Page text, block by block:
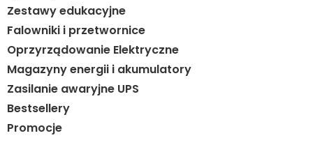
Zestawy edukacyjne
Falowniki i przetwornice
Oprzyrządowanie Elektryczne
Magazyny energii i akumulatory
Zasilanie awaryjne UPS
Bestsellery
Promocje